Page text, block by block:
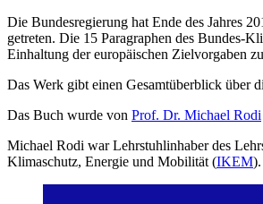
Die Bundesregierung hat Ende des Jahres
getreten. Die 15 Paragraphen des Bundes-
Einhaltung der europäischen Zielvorgaben
Das Werk gibt einen Gesamtüberblick über
Das Buch wurde von Prof. Dr. Michael Rodi
Michael Rodi war Lehrstuhlinhaber des
Klimaschutz, Energie und Mobilität (IKEM).